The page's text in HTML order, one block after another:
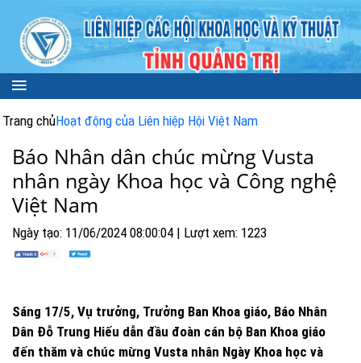
Trang chủHoạt động của Liên hiệp Hội Việt Nam
Báo Nhân dân chúc mừng Vusta
nhân ngày Khoa học và Công nghệ
Việt Nam
Ngày tạo: 11/06/2024 08:00:04 | Lượt xem: 1223
Sáng 17/5, Vụ trưởng, Trưởng Ban Khoa giáo, Báo Nhân
Dân Đỗ Trung Hiếu dẫn đầu đoàn cán bộ Ban Khoa giáo
đến thăm và chúc mừng Vusta nhân Ngày Khoa học và